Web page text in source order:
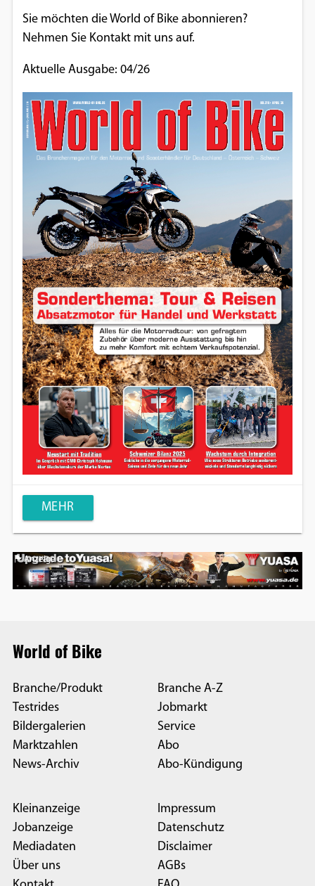
Sie möchten die World of Bike abonnieren?
Nehmen Sie Kontakt mit uns auf.
Aktuelle Ausgabe: 04/26
MEHR
Anzeige
World of Bike
Branche/Produkt
Testrides
Bildergalerien
Marktzahlen
News-Archiv
Branche A-Z
Jobmarkt
Service
Abo
Abo-Kündigung
Kleinanzeige
Jobanzeige
Mediadaten
Über uns
Impressum
Datenschutz
Disclaimer
AGBs